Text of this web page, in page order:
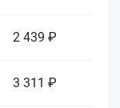
2 439 ₽
3 311 ₽